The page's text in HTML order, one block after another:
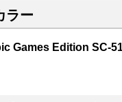
ラー
Games Edition SC-